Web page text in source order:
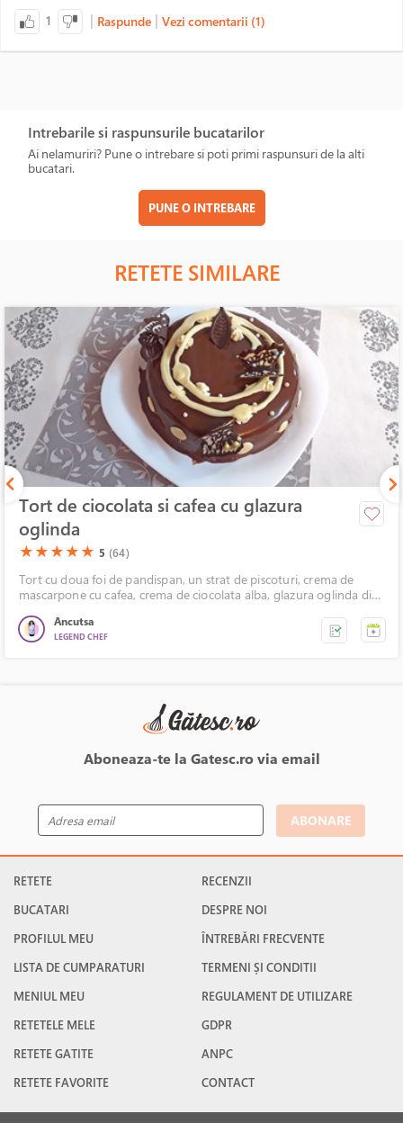
1 | Raspunde | Vezi comentarii (1)
Intrebarile si raspunsurile bucatarilor
Ai nelamuriri? Pune o intrebare si poti primi raspunsuri de la alti
bucatari.
PUNE O INTREBARE
RETETE SIMILARE
Tort de ciocolata si cafea cu glazura
oglinda
(*)
★(*)
★(*)
★(*)
★(*)
★ 5 (64)
Tort cu doua foi de pandispan, un strat de piscoturi, crema de
mascarpone cu cafea, crema de ciocolata alba, glazura oglinda din
Ancutsa
LEGEND CHEF
Aboneaza-te la Gatesc.ro via email
ABONARE
RETETE
BUCATARI
PROFILUL MEU
LISTA DE CUMPARATURI
MENIUL MEU
RETETELE MELE
RETETE GATITE
RETETE FAVORITE
RECENZII
DESPRE NOI
ÎNTREBĂRI FRECVENTE
TERMENI ȘI CONDITII
REGULAMENT DE UTILIZARE
GDPR
ANPC
CONTACT